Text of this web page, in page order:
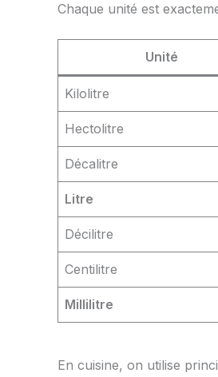
Chaque unité est
Unité
Kilolitre
Hectolitre
Décalitre
Litre
Décilitre
Centilitre
Millilitre
En cuisine, on utilise